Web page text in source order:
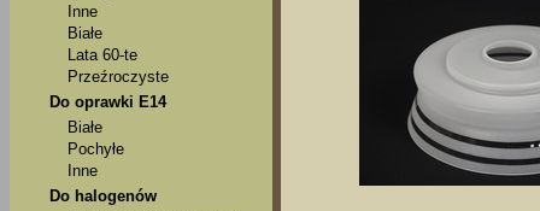
Inne
Białe
Lata 60-te
Przeźroczyste
Do oprawki E14
Białe
Pochyłe
Inne
Do halogenów